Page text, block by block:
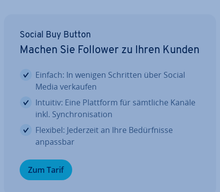
Social Buy Button
Machen Sie Follower zu Ihren Kunden
Einfach: In wenigen Schritten über Social
Media verkaufen
Intuitiv: Eine Plattform für sämtliche Kanäle
inkl. Syn­chro­ni­sa­ti­on
Flexibel: Jederzeit an Ihre Be­dürf­nis­se
anpassbar
Zum Tarif